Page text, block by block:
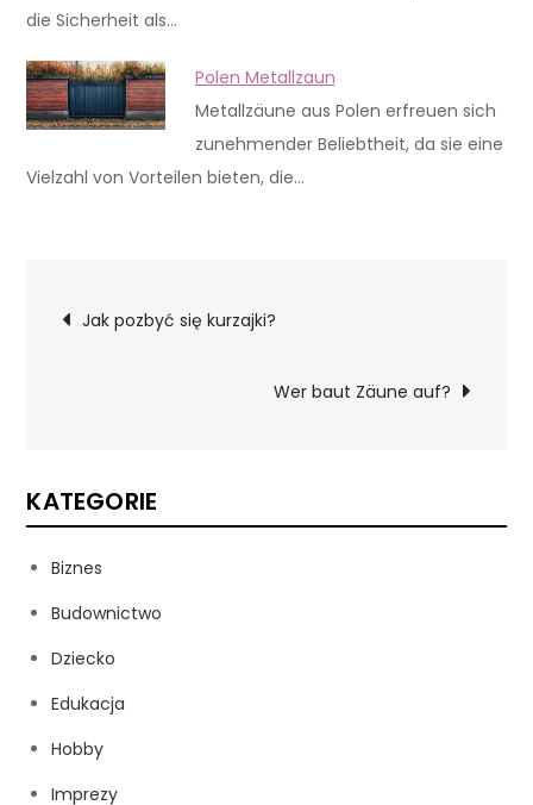
die Sicherheit als…
Polen Metallzaun
Metallzäune aus Polen erfreuen sich
zunehmender Beliebtheit, da sie eine
Vielzahl von Vorteilen bieten, die…
Nawigacja
Jak pozbyć się kurzajki?
Wer baut Zäune auf?
KATEGORIE
Biznes
Budownictwo
Dziecko
Edukacja
Hobby
Imprezy